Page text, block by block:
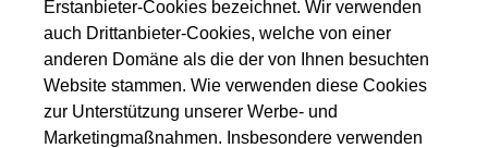
Erstanbieter-Cookies bezeichnet. Wir verwenden
auch Drittanbieter-Cookies, welche von einer
anderen Domäne als die der von Ihnen besuchten
Website stammen. Wie verwenden diese Cookies
zur Unterstützung unserer Werbe- und
Marketingmaßnahmen. Insbesondere verwenden